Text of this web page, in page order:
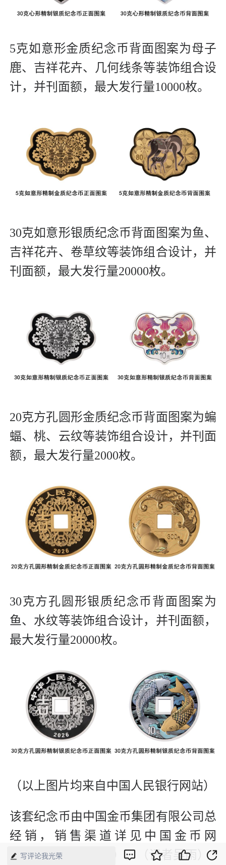
5克如意形金质纪念币背面图案为母子
鹿、吉祥花卉、几何线条等装饰组合设
计，并刊面额，最大发行量10000枚。
30克如意形银质纪念币背面图案为鱼、
吉祥花卉、卷草纹等装饰组合设计，并
刊面额，最大发行量20000枚。
20克方孔圆形金质纪念币背面图案为蝙
蝠、桃、云纹等装饰组合设计，并刊面
额，最大发行量2000枚。
30克方孔圆形银质纪念币背面图案为
鱼、水纹等装饰组合设计，并刊面额，
最大发行量20000枚。
（以上图片均来自中国人民银行网站）
该套纪念币由中国金币集团有限公司总
经销，销售渠道详见中国金币网
（www.chngc.net/qd）。（记者吴雨）
写评论我光荣